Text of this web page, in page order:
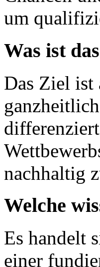
um
Was ist
Das Ziel ist
nachhaltig
Welche
Es handelt
einer